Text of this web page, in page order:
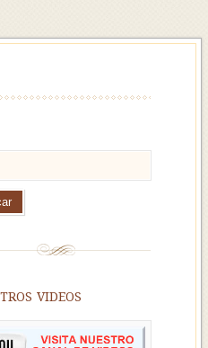
videos